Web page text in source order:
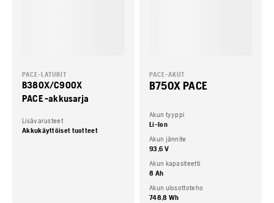
PACE-LATURIT
B380X/C900X
PACE -akkusarja
Lisävarusteet
Akkukäyttöiset tuotteet
PACE-AKUT
B750X PACE
Akun tyyppi
Li-Ion
Akun jännite
93,6 V
Akun kapasiteetti
8 Ah
Akun ulosottoteho
748,8 Wh